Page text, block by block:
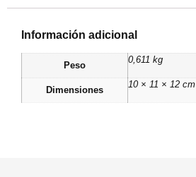
Información adicional
Peso
0,611 kg
Dimensiones
10 × 11 × 12 cm